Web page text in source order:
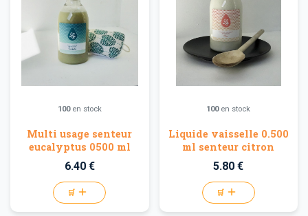
100en stock
Multi usage senteur
eucalyptus 0500 ml
6.40 €
🛒
100en stock
Liquide vaisselle 0.500
ml senteur citron
5.80 €
🛒